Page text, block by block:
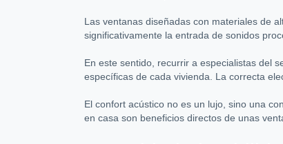
Las ventanas diseñadas con materiales de
significativamente la entrada de sonidos
En este sentido, recurrir a especialistas del
específicas de cada vivienda. La correcta
El confort acústico no es un lujo, sino una
en casa son beneficios directos de unas